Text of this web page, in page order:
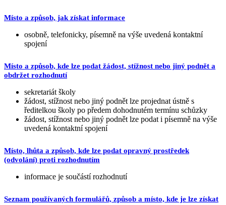
Místo a způsob, jak získat informace
osobně, telefonicky, písemně na výše uvedená kontaktní
spojení
Místo a způsob, kde lze podat žádost, stížnost nebo jiný podnět a
obdržet rozhodnutí
sekretariát školy
žádost, stížnost nebo jiný podnět lze projednat ústně s
ředitelkou školy po předem dohodnutém termínu schůzky
žádost, stížnost nebo jiný podnět lze podat i písemně na výše
uvedená kontaktní spojení
Místo, lhůta a způsob, kde lze podat opravný prostředek
(odvolání) proti rozhodnutím
informace je součástí rozhodnutí
Seznam používaných formulářů, způsob a místo, kde je lze získat